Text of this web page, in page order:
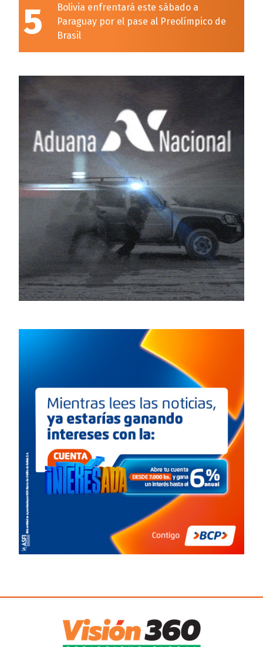
5
Bolivia enfrentará este sábado a
Paraguay por el pase al Preolímpico de
Brasil